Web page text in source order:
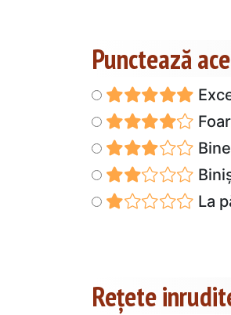
Punctează
Bine
La
Rețete